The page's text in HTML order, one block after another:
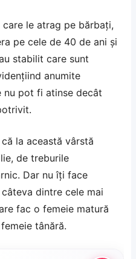
le atrag pe bărbați,
pe cele de 40 de ani și
stabilit care sunt
anumite
nu pot fi atinse decât
la această vârstă
de treburile
Dar nu îți face
dintre cele mai
fac o femeie matură
tânără.